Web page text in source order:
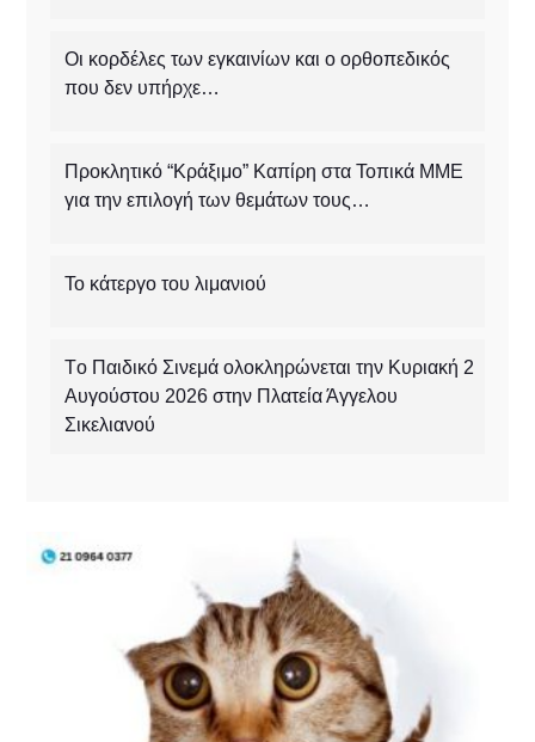
Οι κορδέλες των εγκαινίων και ο ορθοπεδικός
που δεν υπήρχε…
Προκλητικό “Κράξιμο” Καπίρη στα Τοπικά ΜΜΕ
για την επιλογή των θεμάτων τους…
Το κάτεργο του λιμανιού
Tο Παιδικό Σινεμά ολοκληρώνεται την Κυριακή 2
Αυγούστου 2026 στην Πλατεία Άγγελου
Σικελιανού